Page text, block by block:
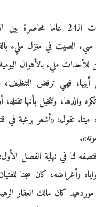
الفتاة الشابة ذات الـ24 عاما
الصيت في منزل مليء
مليء بالأهوال
أبيها، فهي ترفض
والدها، وتتخيل بأنها
ميتا. تقول: «أشعر برغبة في
لنا في نهاية الفصل
وأغراضه، كان سجنا
كان مالك العقار